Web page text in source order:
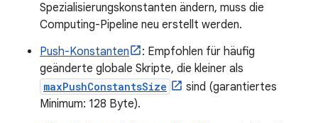
Spezialisierungskonstanten ändern, muss die
Computing-Pipeline neu erstellt werden.
Push-Konstanten
: Empfohlen für häufig
geänderte globale Skripte, die kleiner als
maxPushConstantsSize
sind (garantiertes
Minimum: 128 Byte).